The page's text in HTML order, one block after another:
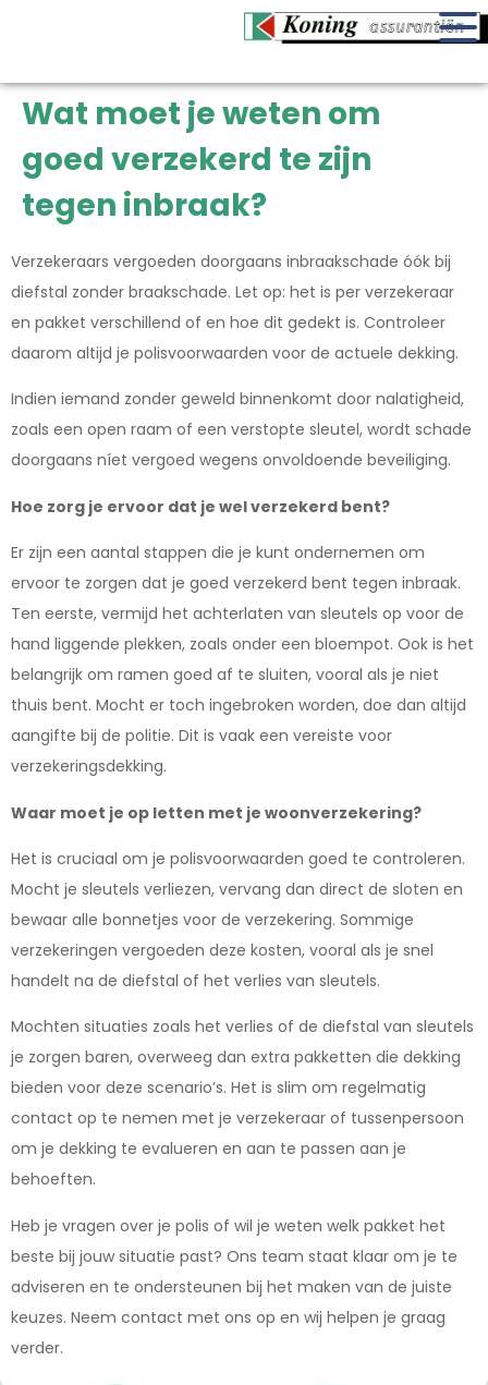
Wat moet je weten om
goed verzekerd te zijn
tegen inbraak?
Verzekeraars vergoeden doorgaans inbraakschade óók bij
diefstal zonder braakschade. Let op: het is per verzekeraar
en pakket verschillend of en hoe dit gedekt is. Controleer
daarom altijd je polisvoorwaarden voor de actuele dekking.
Indien iemand zonder geweld binnenkomt door nalatigheid,
zoals een open raam of een verstopte sleutel, wordt schade
doorgaans níet vergoed wegens onvoldoende beveiliging.
Hoe zorg je ervoor dat je wel verzekerd bent?
Er zijn een aantal stappen die je kunt ondernemen om
ervoor te zorgen dat je goed verzekerd bent tegen inbraak.
Ten eerste, vermijd het achterlaten van sleutels op voor de
hand liggende plekken, zoals onder een bloempot. Ook is het
belangrijk om ramen goed af te sluiten, vooral als je niet
thuis bent. Mocht er toch ingebroken worden, doe dan altijd
aangifte bij de politie. Dit is vaak een vereiste voor
verzekeringsdekking.
Waar moet je op letten met je woonverzekering?
Het is cruciaal om je polisvoorwaarden goed te controleren.
Mocht je sleutels verliezen, vervang dan direct de sloten en
bewaar alle bonnetjes voor de verzekering. Sommige
verzekeringen vergoeden deze kosten, vooral als je snel
handelt na de diefstal of het verlies van sleutels.
Mochten situaties zoals het verlies of de diefstal van sleutels
je zorgen baren, overweeg dan extra pakketten die dekking
bieden voor deze scenario’s. Het is slim om regelmatig
contact op te nemen met je verzekeraar of tussenpersoon
om je dekking te evalueren en aan te passen aan je
behoeften.
Heb je vragen over je polis of wil je weten welk pakket het
beste bij jouw situatie past? Ons team staat klaar om je te
adviseren en te ondersteunen bij het maken van de juiste
keuzes. Neem contact met ons op en wij helpen je graag
verder.